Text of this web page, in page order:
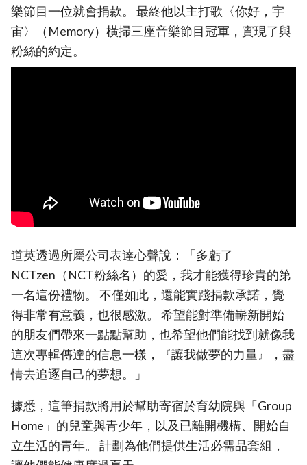
樂節目一位就會捐款。 最終他以主打歌〈你好，宇
宙〉（Memory）橫掃三座音樂節目冠軍，實現了與
粉絲的約定。
道英透過所屬公司表達心聲說：「多虧了
NCTzen（NCT粉絲名）的愛，我才能獲得珍貴的第
一名這份禮物。 不僅如此，還能實踐捐款承諾，覺
得非常有意義，也很感激。 希望能對準備嶄新開始
的朋友們帶來一點點幫助，也希望他們能找到就像我
這次專輯傳達的信息一樣，『讓我做夢的力量』，盡
情去追逐自己的夢想。」
據悉，這筆捐款將用於幫助寄宿於育幼院與「Group
Home」的兒童與青少年，以及已離開機構、開始自
立生活的青年。 計劃為他們提供生活必需品套組，